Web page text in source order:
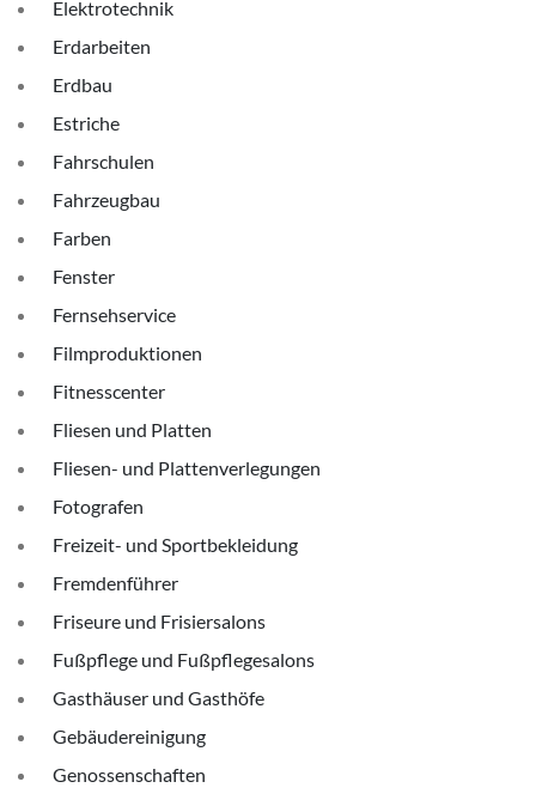
Elektrotechnik
Erdarbeiten
Erdbau
Estriche
Fahrschulen
Fahrzeugbau
Farben
Fenster
Fernsehservice
Filmproduktionen
Fitnesscenter
Fliesen und Platten
Fliesen- und Plattenverlegungen
Fotografen
Freizeit- und Sportbekleidung
Fremdenführer
Friseure und Frisiersalons
Fußpflege und Fußpflegesalons
Gasthäuser und Gasthöfe
Gebäudereinigung
Genossenschaften